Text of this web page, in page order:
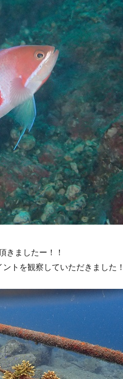
きましたー！！
トを観察していただきました！